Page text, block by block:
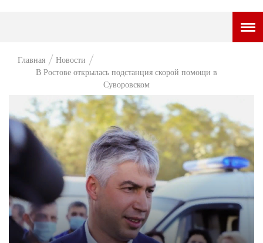
НОВОСТИ
ВОПРОС НЕДЕЛИ
ПРЕМЬЕРА
ТАМ И ТУТ
СТИЛЬ ЖИЗНИ
ХАЙП
ЧЕЛОВЕК ОСОБЕННЫЙ
КУЛЬТ ЕДЫ
Главная
Новости
В Ростове открылась подстанция скорой помощи в
Суворовском